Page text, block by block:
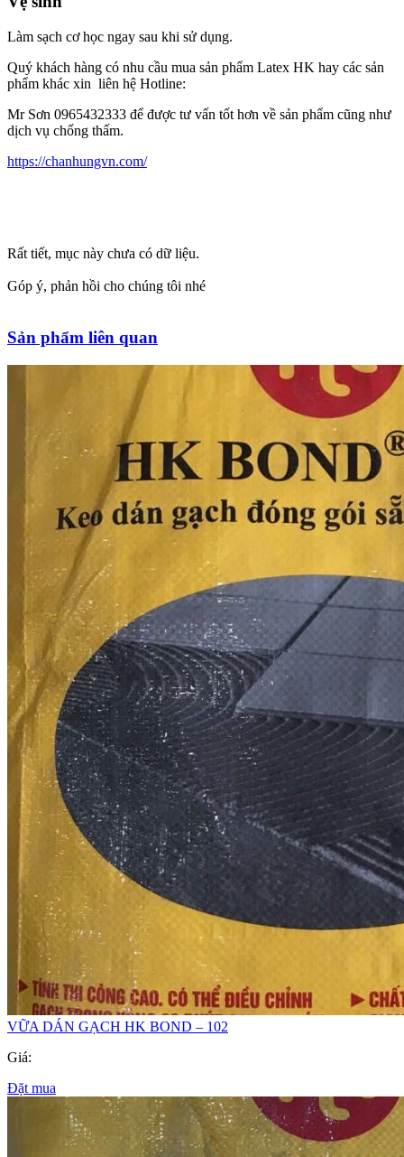
Làm sạch cơ học ngay sau khi sử dụng.
Quý khách hàng có nhu cầu mua sản phẩm Latex HK hay các sản
phẩm khác xin liên hệ Hotline:
Mr Sơn 0965432333 để được tư vấn tốt hơn về sản phẩm cũng như
dịch vụ chống thấm.
https://chanhungvn.com/
Rất tiết, mục này chưa có dữ liệu.
Góp ý, phản hồi cho chúng tôi nhé
Sản phẩm liên quan
VỮA DÁN GẠCH HK BOND – 102
Giá:
Đặt mua